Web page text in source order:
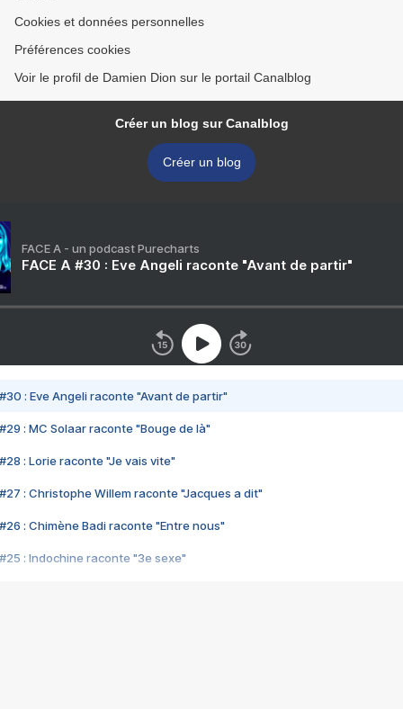
Cookies et données personnelles
Préférences cookies
Voir le profil de Damien Dion sur le portail Canalblog
Créer un blog sur Canalblog
Créer un blog
FACE A - un podcast Purecharts
FACE A #30 : Eve Angeli raconte "Avant de partir"
#30 : Eve Angeli raconte "Avant de partir"
#29 : MC Solaar raconte "Bouge de là"
#28 : Lorie raconte "Je vais vite"
#27 : Christophe Willem raconte "Jacques a dit"
#26 : Chimène Badi raconte "Entre nous"
#25 : Indochine raconte "3e sexe"